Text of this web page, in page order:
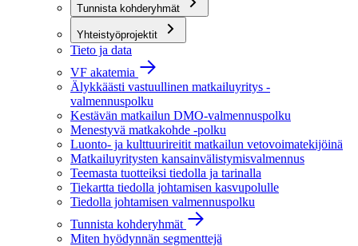
Tunnista kohderyhmät
Yhteistyöprojektit
Tieto ja data
VF akatemia
Älykkäästi vastuullinen matkailuyritys -
valmennuspolku
Kestävän matkailun DMO-valmennuspolku
Menestyvä matkakohde -polku
Luonto- ja kulttuurireitit matkailun vetovoimatekijöinä
Matkailuyritysten kansainvälistymisvalmennus
Teemasta tuotteiksi tiedolla ja tarinalla
Tiekartta tiedolla johtamisen kasvupolulle
Tiedolla johtamisen valmennuspolku
Tunnista kohderyhmät
Miten hyödynnän segmenttejä